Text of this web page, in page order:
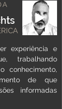
experiência e
trabalhando
conhecimento,
de que
informadas